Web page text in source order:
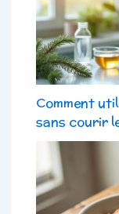
Comment
sans courir